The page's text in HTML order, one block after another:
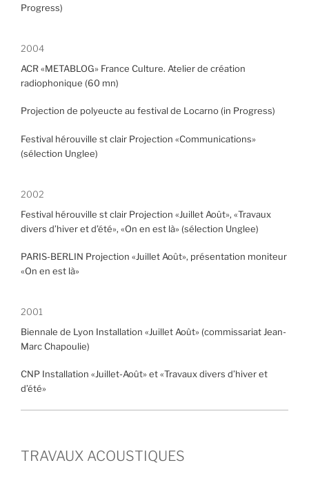
Progress)
2004
ACR «METABLOG» France Culture. Atelier de création
radiophonique (60 mn)
Projection de polyeucte au festival de Locarno (in Progress)
Festival hérouville st clair Projection «Communications»
(sélection Unglee)
2002
Festival hérouville st clair Projection «Juillet Août», «Travaux
divers d’hiver et d’été», «On en est là» (sélection Unglee)
PARIS-BERLIN Projection «Juillet Août», présentation moniteur
«On en est là»
2001
Biennale de Lyon Installation «Juillet Août» (commissariat Jean-
Marc Chapoulie)
CNP Installation «Juillet-Août» et «Travaux divers d’hiver et
d’été»
TRAVAUX ACOUSTIQUES